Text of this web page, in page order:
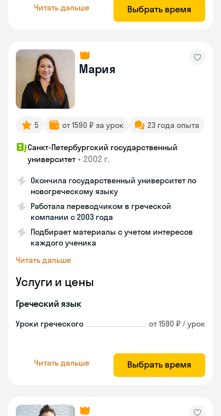
Читать дальше Выбрать время
Мария
5 от 1590 ₽ за урок 23 года опыта
Санкт-Петербургский государственный
университет • 2002 г.
Окончила государственный университет по
новогреческому языку
Работала переводчиком в греческой
компании с 2003 года
Подбирает материалы с учетом интересов
каждого ученика
Читать дальше
Услуги и цены
Греческий язык
Уроки греческого от 1590 ₽ / урок
Читать дальше Выбрать время